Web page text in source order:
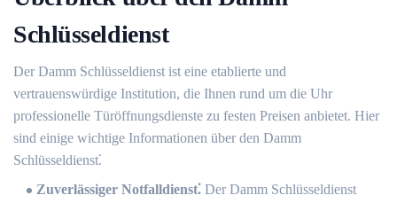
Schlüsseldienst
Der Damm Schlüsseldienst ist eine etablierte und
vertrauenswürdige Institution, die Ihnen rund um die Uhr
professionelle Türöffnungsdienste zu festen Preisen anbietet. Hier
sind einige wichtige Informationen über den Damm
Schlüsseldienst⁚
Zuverlässiger Notfalldienst⁚ Der Damm Schlüsseldienst